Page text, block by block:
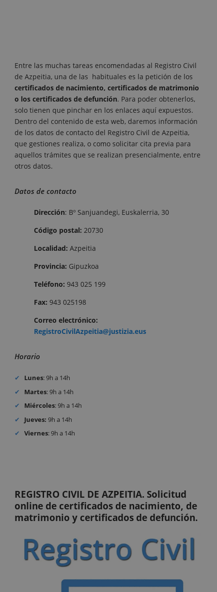
Entre las muchas tareas encomendadas al Registro Civil
de Azpeitia, una de las habituales es la petición de los
certificados de nacimiento, certificados de matrimonio
o los certificados de defunción. Para poder obtenerlos,
solo tienen que pinchar en los enlaces aquí expuestos.
Dentro del contenido de esta web, daremos información
de los datos de contacto del Registro Civil de Azpeitia,
que gestiones realiza, o como solicitar cita previa para
aquellos trámites que se realizan presencialmente, entre
otros datos.
Datos de contacto
Dirección: Bº Sanjuandegi, Euskalerria, 30
Código postal: 20730
Localidad: Azpeitia
Provincia: Gipuzkoa
Teléfono: 943 025 199
Fax: 943 025198
Correo electrónico:
RegistroCivilAzpeitia@justizia.eus
Horario
Lunes: 9h a 14h
Martes: 9h a 14h
Miércoles: 9h a 14h
Jueves: 9h a 14h
Viernes: 9h a 14h
REGISTRO CIVIL DE AZPEITIA. Solicitud
online de certificados de nacimiento, de
matrimonio y certificados de defunción.